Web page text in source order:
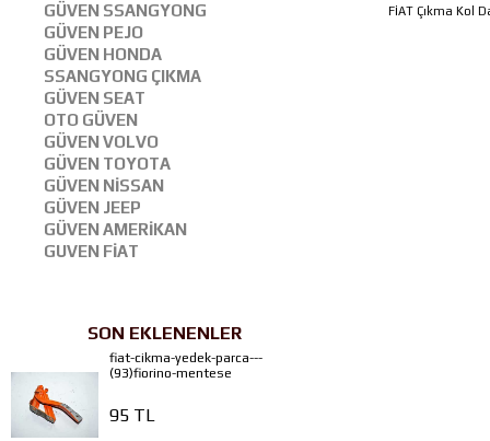
GÜVEN SSANGYONG
GÜVEN PEJO
GÜVEN HONDA
SSANGYONG ÇIKMA
GÜVEN SEAT
OTO GÜVEN
GÜVEN VOLVO
GÜVEN TOYOTA
GÜVEN NİSSAN
GÜVEN JEEP
GÜVEN AMERİKAN
GUVEN FİAT
SON EKLENENLER
fiat-cikma-yedek-parca---
(93)fiorino-mentese
95 TL
FİAT Çıkma Kol